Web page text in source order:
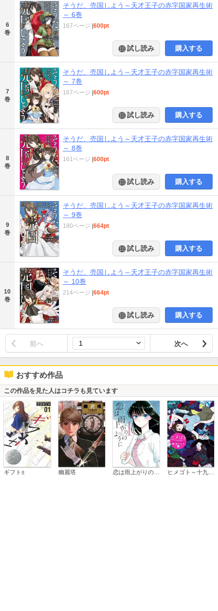
6
巻
そうだ、売国しよう～天才王子の赤字国家再生術
～ 6巻
167ページ |600pt
試し読み 購入する
7
巻
そうだ、売国しよう～天才王子の赤字国家再生術
～ 7巻
167ページ |600pt
試し読み 購入する
8
巻
そうだ、売国しよう～天才王子の赤字国家再生術
～ 8巻
161ページ |600pt
試し読み 購入する
9
巻
そうだ、売国しよう～天才王子の赤字国家再生術
～ 9巻
180ページ |664pt
試し読み 購入する
10
巻
そうだ、売国しよう～天才王子の赤字国家再生術
～ 10巻
214ページ |664pt
試し読み 購入する
前へ 次へ
おすすめ作品
この作品を見た人はコチラも見ています
ギフト± 幽麗塔 ヒメゴト～十九歳の制服～